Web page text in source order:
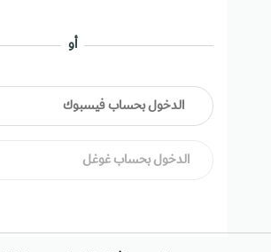
أو
الدخول بحساب فيسبوك
الدخول بحساب غوغل